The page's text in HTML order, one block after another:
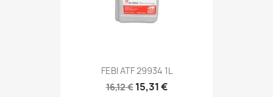
FEBI ATF 29934 1L
16,12 € 15,31 €